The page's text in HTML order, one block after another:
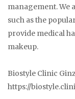
management. We
such as the
provide medical
makeup.
Biostyle Clinic
https://